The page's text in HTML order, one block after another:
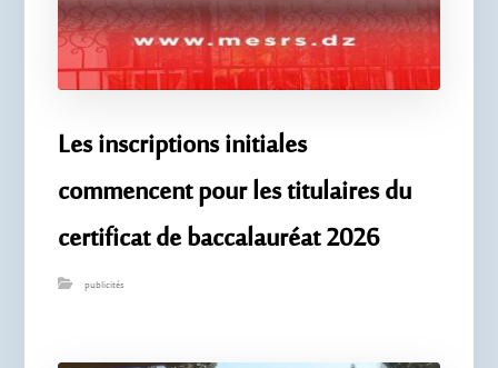
Les inscriptions initiales
commencent pour les titulaires du
certificat de baccalauréat 2026
publicités